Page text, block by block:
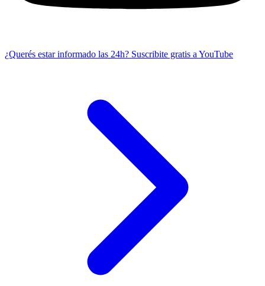
¿Querés estar informado las 24h? Suscribite gratis a YouTube